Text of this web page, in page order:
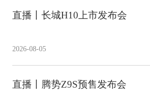
直播丨长城H10上市发布会
2026-08-05
直播丨腾势Z9S预售发布会